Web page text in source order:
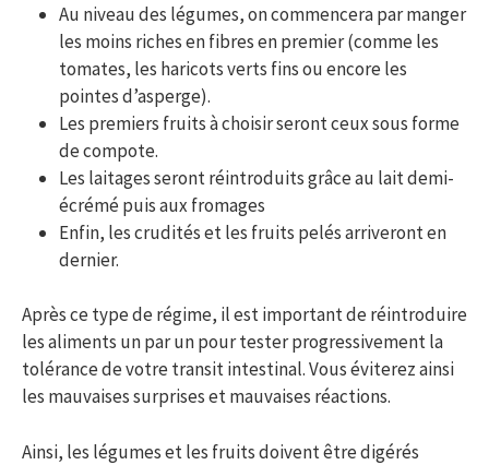
Au niveau des légumes, on commencera par manger
les moins riches en fibres en premier (comme les
tomates, les haricots verts fins ou encore les
pointes d’asperge).
Les premiers fruits à choisir seront ceux sous forme
de compote.
Les laitages seront réintroduits grâce au lait demi-
écrémé puis aux fromages
Enfin, les crudités et les fruits pelés arriveront en
dernier.
Après ce type de régime, il est important de réintroduire
les aliments un par un pour tester progressivement la
tolérance de votre transit intestinal. Vous éviterez ainsi
les mauvaises surprises et mauvaises réactions.
Ainsi, les légumes et les fruits doivent être digérés